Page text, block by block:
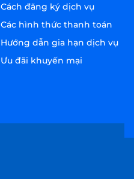
Cách đăng ký dịch vụ
Các hình thức thanh toán
Hướng dẫn gia hạn dịch vụ
Ưu đãi khuyến mại